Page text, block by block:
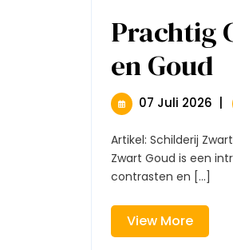
Prachtig
en Goud
En
07 Juli 2026 07
Artikel: Schilderij Zwart Goud Schilderij Zwart Goud: Een Meesterwerk van Contrasten Het schilderij
Zwart Goud is een
contrasten en [...]
View MoreView
More